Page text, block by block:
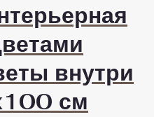
–
55
000,00 ₽
внутри
см